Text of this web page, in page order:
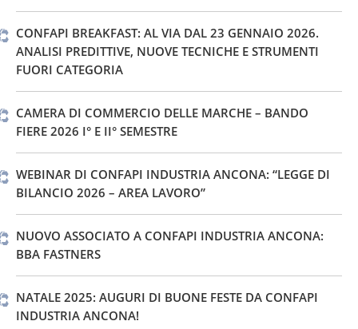
CONFAPI BREAKFAST: AL VIA DAL 23 GENNAIO 2026.
ANALISI PREDITTIVE, NUOVE TECNICHE E STRUMENTI
FUORI CATEGORIA
CAMERA DI COMMERCIO DELLE MARCHE – BANDO
FIERE 2026 I° E II° SEMESTRE
WEBINAR DI CONFAPI INDUSTRIA ANCONA: “LEGGE DI
BILANCIO 2026 – AREA LAVORO”
NUOVO ASSOCIATO A CONFAPI INDUSTRIA ANCONA:
BBA FASTNERS
NATALE 2025: AUGURI DI BUONE FESTE DA CONFAPI
INDUSTRIA ANCONA!